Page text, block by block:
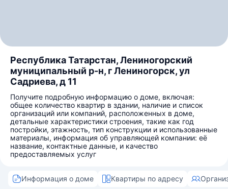
Республика Татарстан, Лениногорский
муниципальный р-н, г Лениногорск, ул
Садриева, д 11
Получите подробную информацию о доме, включая:
общее количество квартир в здании, наличие и список
организаций или компаний, расположенных в доме,
детальные характеристики строения, такие как год
постройки, этажность, тип конструкции и использованные
материалы, информация об управляющей компании: её
название, контактные данные, и качество
предоставляемых услуг
Информация о доме Квартиры по адресу